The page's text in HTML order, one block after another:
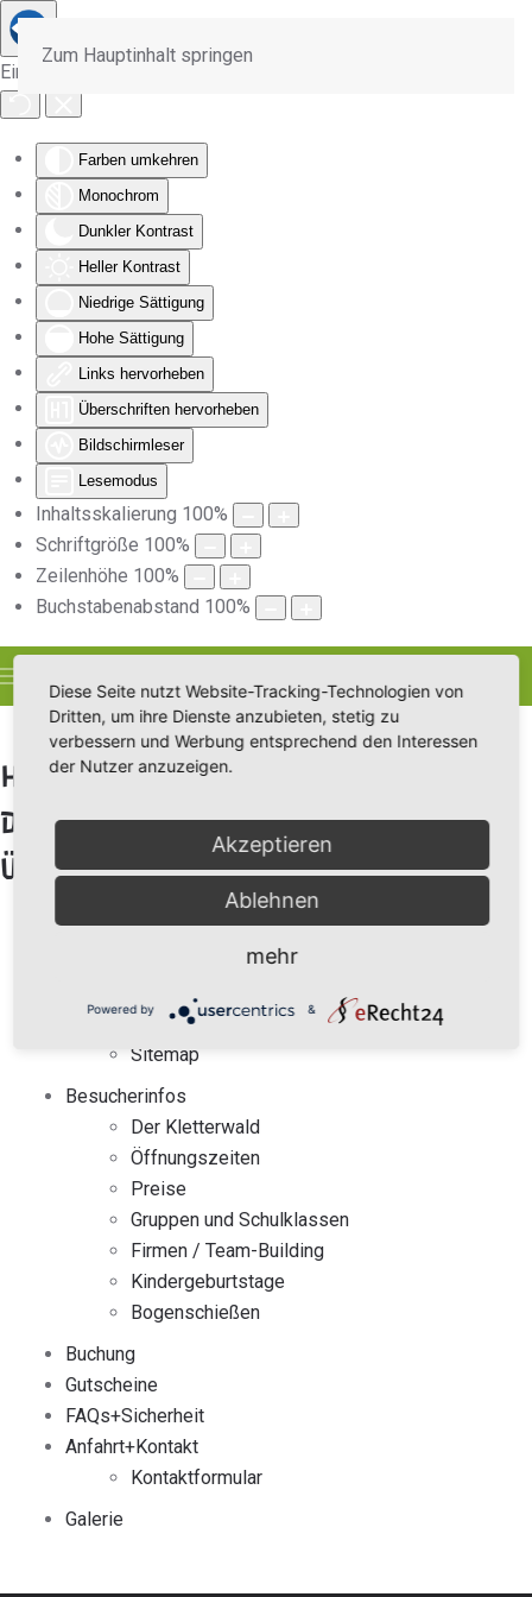
Eingabehilfen öffnen
Farben umkehren
Monochrom
Dunkler Kontrast
Heller Kontrast
Niedrige Sättigung
Hohe Sättigung
Links hervorheben
Überschriften hervorheben
Bildschirmleser
Lesemodus
Inhaltsskalierung 100%
Schriftgröße 100%
Zeilenhöhe 100%
Buchstabenabstand 100%
Zum Hauptinhalt springen
HIER FINDEN SIE DIE SEITENSTRUKTUR
DES KLETTERWALDES STRASSMÜHLE ALS Ü
BERSICHT:
Home
Datenschutz
Login
Sitemap
Besucherinfos
Der Kletterwald
Öffnungszeiten
Preise
Gruppen und Schulklassen
Firmen / Team-Building
Kindergeburtstage
Bogenschießen
Buchung
Gutscheine
FAQs+Sicherheit
Anfahrt+Kontakt
Kontaktformular
Galerie
Diese Seite nutzt Website-Tracking-Technologien von
Dritten, um ihre Dienste anzubieten, stetig zu
verbessern und Werbung entsprechend den Interessen
der Nutzer anzuzeigen.
Akzeptieren
Ablehnen
mehr
Powered by &